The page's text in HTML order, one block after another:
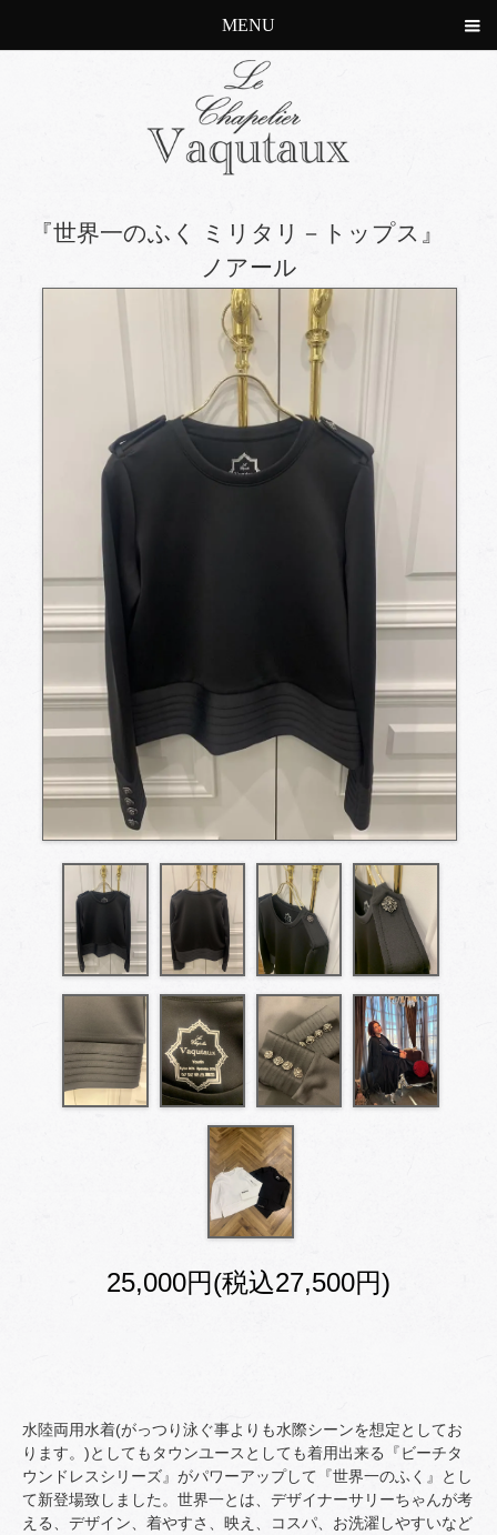
MENU
『世界一のふく ミリタリ－トップス』
ノアール
25,000円(税込27,500円)
水陸両用水着(がっつり泳ぐ事よりも水際シーンを想定としてお
ります。)としてもタウンユースとしても着用出来る『ビーチタ
ウンドレスシリーズ』がパワーアップして『世界一のふく』とし
て新登場致しました。世界一とは、デザイナーサリーちゃんが考
える、デザイン、着やすさ、映え、コスパ、お洗濯しやすいなど